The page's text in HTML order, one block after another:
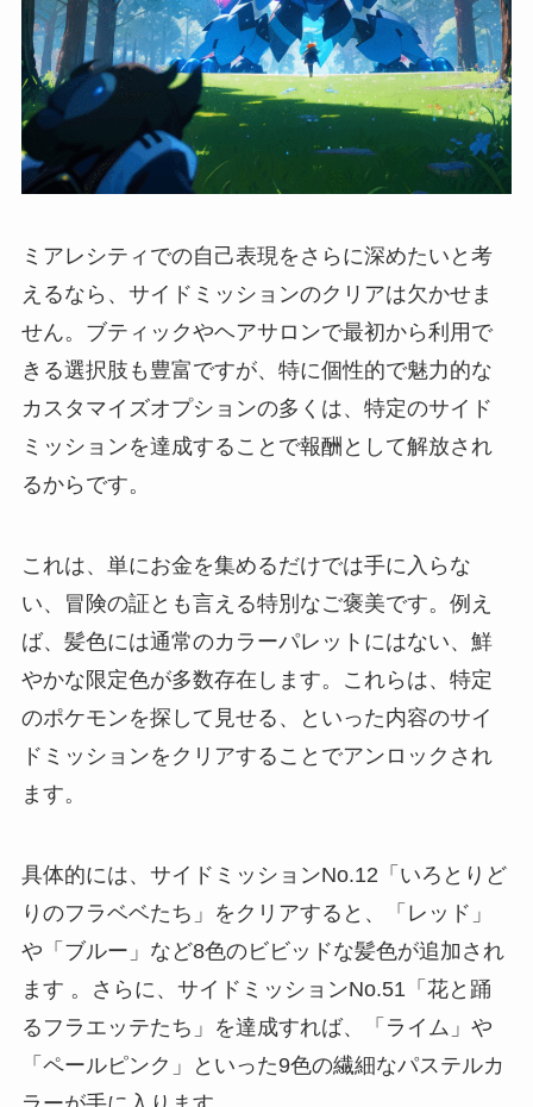
ミアレシティでの自己表現をさらに深めたいと考
えるなら、サイドミッションのクリアは欠かせま
せん。ブティックやヘアサロンで最初から利用で
きる選択肢も豊富ですが、特に個性的で魅力的な
カスタマイズオプションの多くは、特定のサイド
ミッションを達成することで報酬として解放され
るからです。
これは、単にお金を集めるだけでは手に入らな
い、冒険の証とも言える特別なご褒美です。例え
ば、髪色には通常のカラーパレットにはない、鮮
やかな限定色が多数存在します。これらは、特定
のポケモンを探して見せる、といった内容のサイ
ドミッションをクリアすることでアンロックされ
ます。
具体的には、サイドミッションNo.12「いろとりど
りのフラベベたち」をクリアすると、「レッド」
や「ブルー」など8色のビビッドな髪色が追加され
ます 。さらに、サイドミッションNo.51「花と踊
るフラエッテたち」を達成すれば、「ライム」や
「ペールピンク」といった9色の繊細なパステルカ